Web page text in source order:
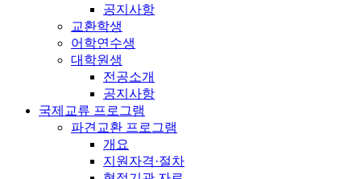
공지사항
교환학생
어학연수생
대학원생
전공소개
공지사항
국제교류 프로그램
파견교환 프로그램
개요
지원자격·절차